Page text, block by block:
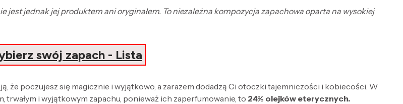
jest jednak jej produktem ani oryginałem. To niezależna kompozycja zapachowa oparta na wysokiej
swój zapach - Lista
że poczujesz się magicznie i wyjątkowo, a zarazem dodadzą Ci otoczki tajemniczości i kobiecości. W
i wyjątkowym zapachu, ponieważ ich zaperfumowanie, to 24% olejków eterycznych.